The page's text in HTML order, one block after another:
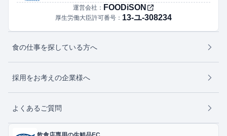
運営会社： FOODiSON
厚生労働大臣許可番号： 13-ユ-308234
食の仕事を探している方へ
採用をお考えの企業様へ
よくあるご質問